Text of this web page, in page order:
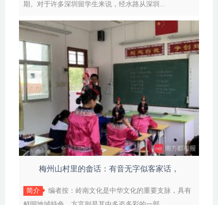
期。对于许多深圳留学生来说，经水路从深圳...
梅州山村里的畲话：有音无字似客家话，
简介
编者按：岭南文化是中华文化的重要支脉，具有